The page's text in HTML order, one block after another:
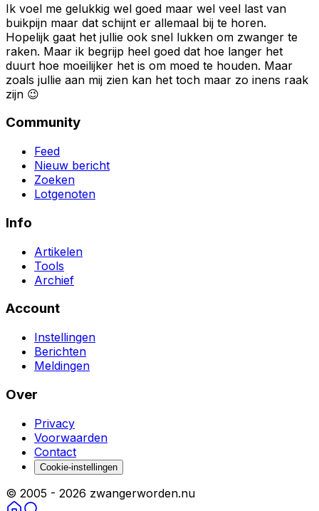
Ik voel me gelukkig wel goed maar wel veel last van
buikpijn maar dat schijnt er allemaal bij te horen.
Hopelijk gaat het jullie ook snel lukken om zwanger te
raken. Maar ik begrijp heel goed dat hoe langer het
duurt hoe moeilijker het is om moed te houden. Maar
zoals jullie aan mij zien kan het toch maar zo inens raak
zijn 😉
Community
Feed
Nieuw bericht
Zoeken
Lotgenoten
Info
Artikelen
Tools
Archief
Account
Instellingen
Berichten
Meldingen
Over
Privacy
Voorwaarden
Contact
Cookie-instellingen
© 2005 - 2026 zwangerworden.nu